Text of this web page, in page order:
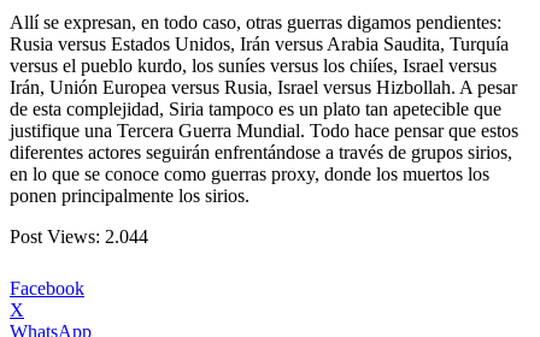
Allí se expresan, en todo caso, otras guerras digamos pendientes:
Rusia versus Estados Unidos, Irán versus Arabia Saudita, Turquía
versus el pueblo kurdo, los suníes versus los chiíes, Israel versus
Irán, Unión Europea versus Rusia, Israel versus Hizbollah. A pesar
de esta complejidad, Siria tampoco es un plato tan apetecible que
justifique una Tercera Guerra Mundial. Todo hace pensar que estos
diferentes actores seguirán enfrentándose a través de grupos sirios,
en lo que se conoce como guerras proxy, donde los muertos los
ponen principalmente los sirios.
Post Views: 2.044
Facebook
X
WhatsApp